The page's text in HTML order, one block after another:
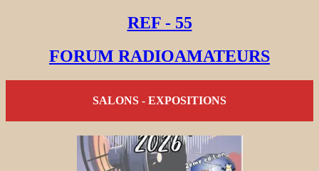
REF - 55
FORUM RADIOAMATEURS
SALONS - EXPOSITIONS